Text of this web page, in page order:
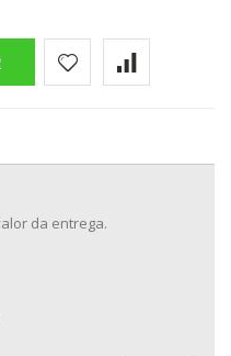
da entrega.